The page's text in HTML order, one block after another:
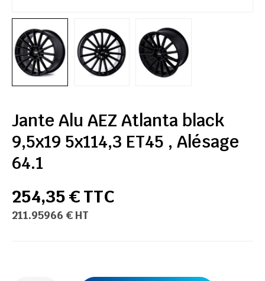
Jante Alu AEZ Atlanta black
9,5x19 5x114,3 ET45 , Alésage
64.1
254,35 € TTC
211.95966 € HT